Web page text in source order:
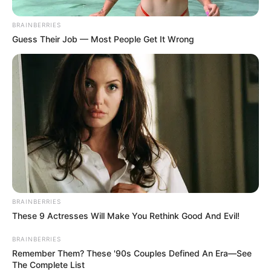
BRAINBERRIES
Guess Their Job — Most People Get It Wrong
BRAINBERRIES
These 9 Actresses Will Make You Rethink Good And Evil!
BRAINBERRIES
Remember Them? These '90s Couples Defined An Era—See
The Complete List